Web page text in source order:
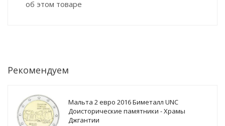
об этом товаре
Рекомендуем
Мальта 2 евро 2016 Биметалл UNC
Доисторические памятники - Храмы
Джгантии